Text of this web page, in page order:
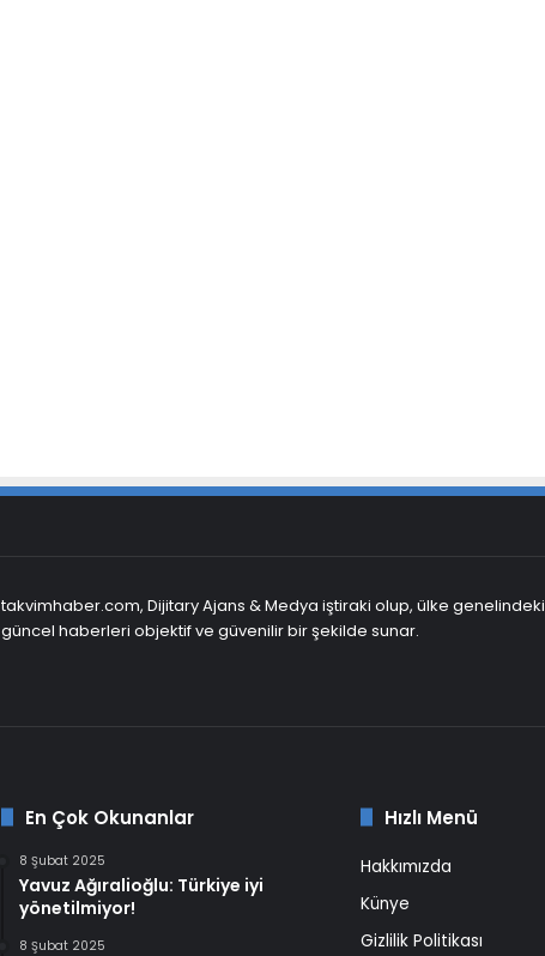
takvimhaber.com, Dijitary Ajans & Medya iştiraki olup, ülke genelindeki
güncel haberleri objektif ve güvenilir bir şekilde sunar.
En Çok Okunanlar
8 Şubat 2025
Yavuz Ağıralioğlu: Türkiye iyi
yönetilmiyor!
8 Şubat 2025
Hızlı Menü
Hakkımızda
Künye
Gizlilik Politikası